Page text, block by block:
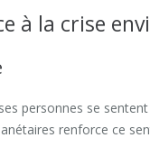
à la crise
personnes se
renforce ce